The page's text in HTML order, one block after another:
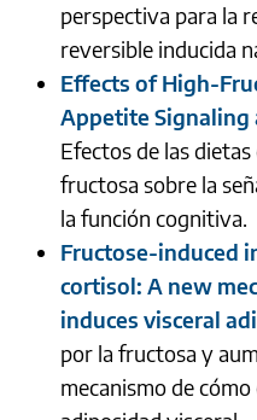
perspectiva para la
reversible inducida
Effects of High-
Appetite Signaling
Efectos de las
fructosa sobre la
la función cognitiva.
Fructose-induced
cortisol: A new
induces visceral
por la fructosa y
mecanismo de